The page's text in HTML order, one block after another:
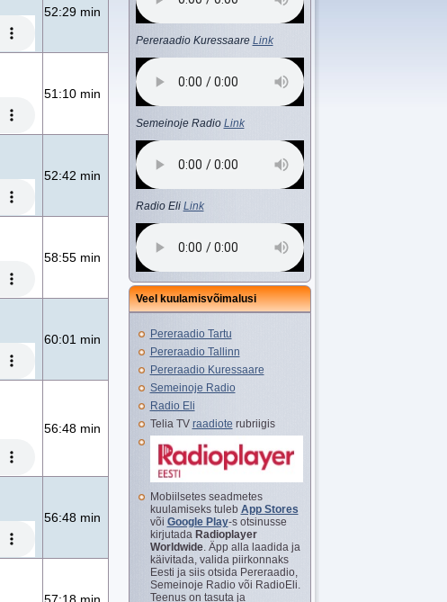
52:29 min
51:10 min
52:42 min
58:55 min
60:01 min
56:48 min
56:48 min
Pereraadio Kuressaare Link
Semeinoje Radio Link
Radio Eli Link
Veel kuulamisvõimalusi
Pereraadio Tartu
Pereraadio Tallinn
Pereraadio Kuressaare
Semeinoje Radio
Radio Eli
Telia TV raadiote rubriigis
Mobiilsetes seadmetes
kuulamiseks tuleb App Stores
või Google Play-s otsinusse
kirjutada Radioplayer
Worldwide. Äpp alla laadida ja
käivitada, valida piirkonnaks
Eesti ja siis otsida Pereraadio,
Semeinoje Radio või RadioEli.
Teenus on tasuta ja